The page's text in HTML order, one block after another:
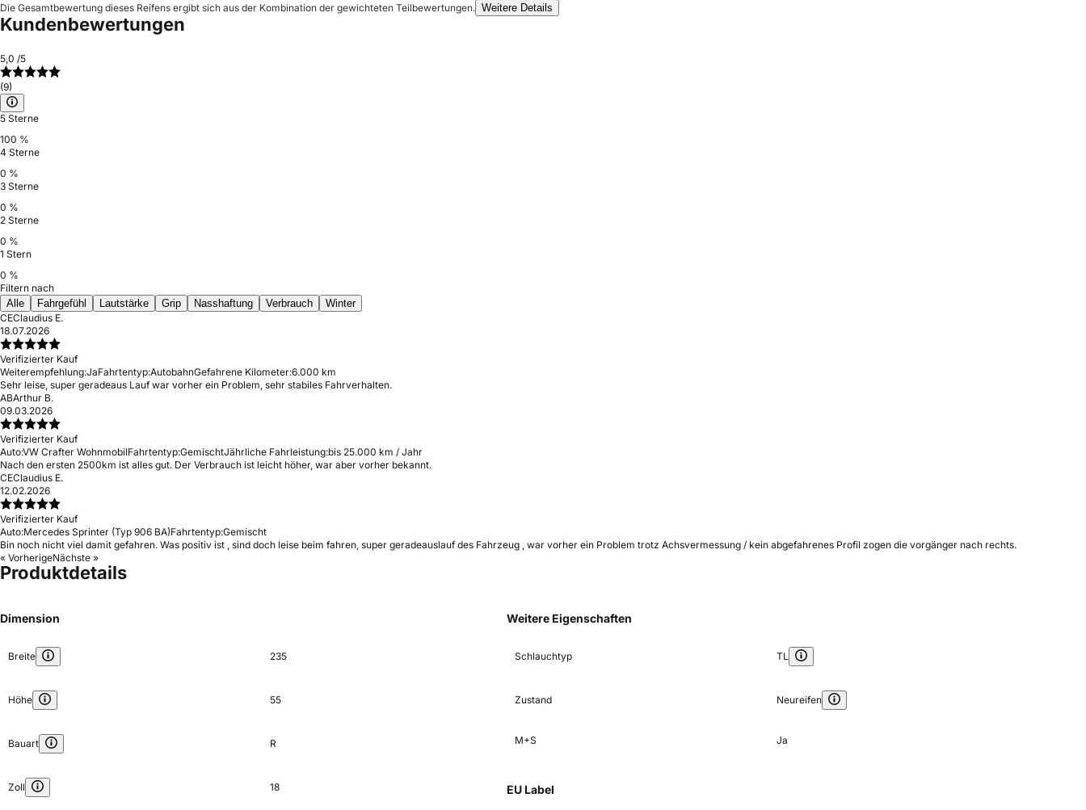
Die Gesamtbewertung dieses Reifens ergibt sich aus der Kombination der gewichteten Teilbewertungen. Weitere Details
Kundenbewertungen
5,0 /5
(9)
5 Sterne
100 %
4 Sterne
0 %
3 Sterne
0 %
2 Sterne
0 %
1 Stern
0 %
Filtern nach
Alle
Fahrgefühl Lautstärke Grip Nasshaftung Verbrauch
Winter
CEClaudius E.
18.07.2026
Verifizierter Kauf
Weiterempfehlung:JaFahrtentyp:AutobahnGefahrene Kilometer:6.000 km
Sehr leise, super geradeaus Lauf war vorher ein Problem, sehr stabiles Fahrverhalten.
ABArthur B.
09.03.2026
Verifizierter Kauf
Auto:VW Crafter WohnmobilFahrtentyp:GemischtJährliche Fahrleistung:bis 25.000 km / Jahr
Nach den ersten 2500km ist alles gut. Der Verbrauch ist leicht höher, war aber vorher bekannt.
CEClaudius E.
12.02.2026
Verifizierter Kauf
Auto:Mercedes Sprinter (Typ 906 BA)Fahrtentyp:Gemischt
Bin noch nicht viel damit gefahren. Was positiv ist , sind doch leise beim fahren, super geradeauslauf des Fahrzeug , war vorher ein Problem trotz Achsvermessung / kein abgefahrenes Profil zogen die vorgänger nach rechts.
« VorherigeNächste »
Produktdetails
Dimension
Breite 235
Höhe 55
Bauart R
Zoll 18
Weitere Eigenschaften
Schlauchtyp TL
Zustand Neureifen
M+S Ja
EU Label